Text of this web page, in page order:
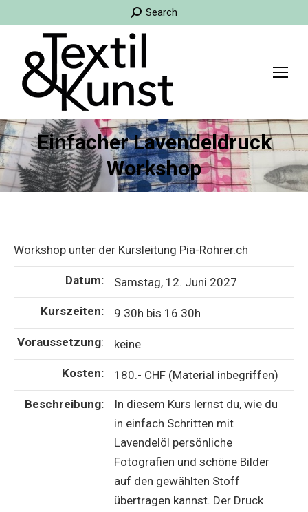
Search:
Search
Einfacher Lavendeldruck
Workshop
Workshop unter der Kursleitung Pia-Rohrer.ch
Datum: Samstag, 12. Juni 2027
Kurszeiten: 9.30h bis 16.30h
Voraussetzung: keine
Kosten: 180.- CHF (Material inbegriffen)
Beschreibung:
In diesem Kurs lernst du, wie du
in einfach Schritten mit
Lavendelöl persönliche
Fotografien und schöne Bilder
auf den gewählten Stoff
übertragen kannst. Der Druck